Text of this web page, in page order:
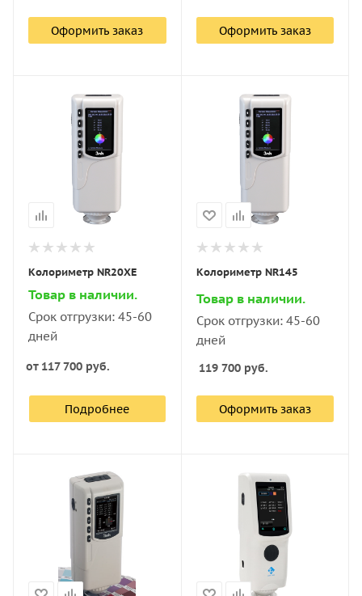
Оформить заказ Оформить заказ
Колориметр NR20XE
Товар в наличии.
Срок отгрузки: 45-60
дней
от 117 700 руб.
Подробнее
Колориметр NR145
Товар в наличии.
Срок отгрузки: 45-60
дней
119 700руб.
Оформить заказ